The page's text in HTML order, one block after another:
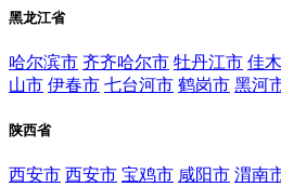
黑龙江省
哈尔滨市 齐齐哈尔市 牡丹江市 佳
山市 伊春市 七台河市 鹤岗市 黑河
陕西省
西安市 西安市 宝鸡市 咸阳市 渭南